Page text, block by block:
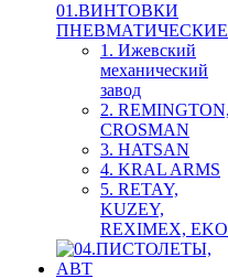
01.ВИНТОВКИ
ПНЕВМАТИЧЕСКИЕ
1. Ижевский
механический
завод
2. REMINGTON,
CROSMAN
3. HATSAN
4. KRAL ARMS
5. RETAY,
KUZEY,
REXIMEX,